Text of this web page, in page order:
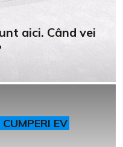
aici. Când vei
EV